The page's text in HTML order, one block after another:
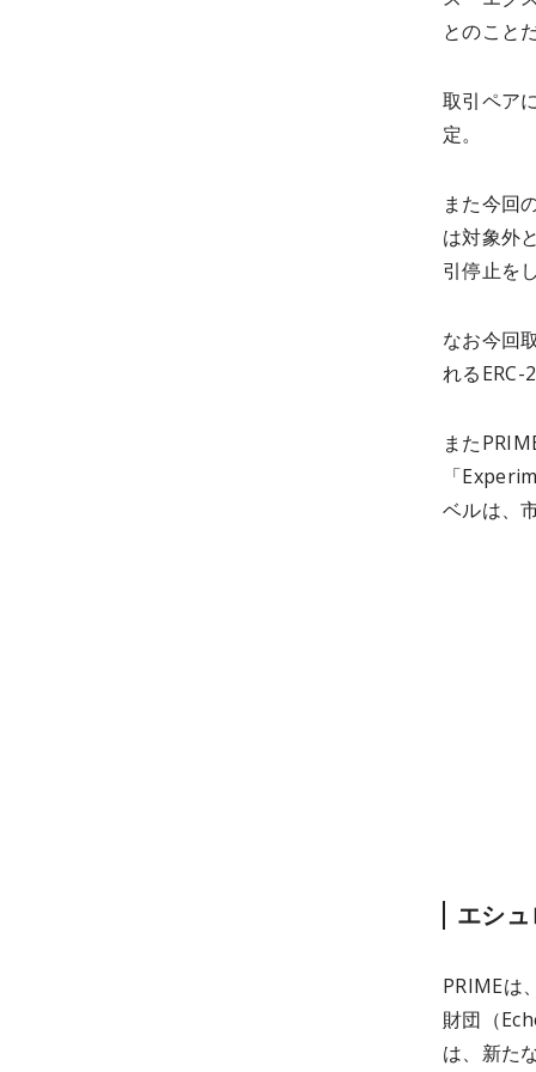
とのこと
取引ペア
定。
また今回
は対象外
引停止を
なお今回
れるERC-
また
「
ベルは、
エシ
PRIMEは
財団（
は、新た